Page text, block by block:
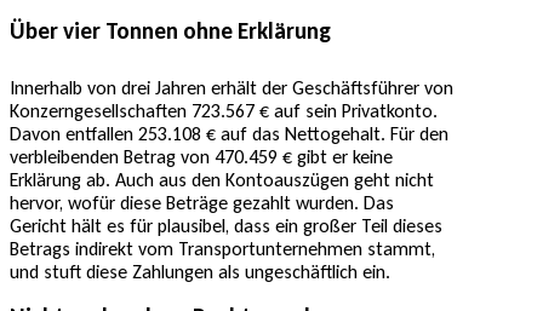
Über vier Tonnen ohne Erklärung
Innerhalb von drei Jahren erhält der Geschäftsführer von
Konzerngesellschaften 723.567 € auf sein Privatkonto.
Davon entfallen 253.108 € auf das Nettogehalt. Für den
verbleibenden Betrag von 470.459 € gibt er keine
Erklärung ab. Auch aus den Kontoauszügen geht nicht
hervor, wofür diese Beträge gezahlt wurden. Das
Gericht hält es für plausibel, dass ein großer Teil dieses
Betrags indirekt vom Transportunternehmen stammt,
und stuft diese Zahlungen als ungeschäftlich ein.